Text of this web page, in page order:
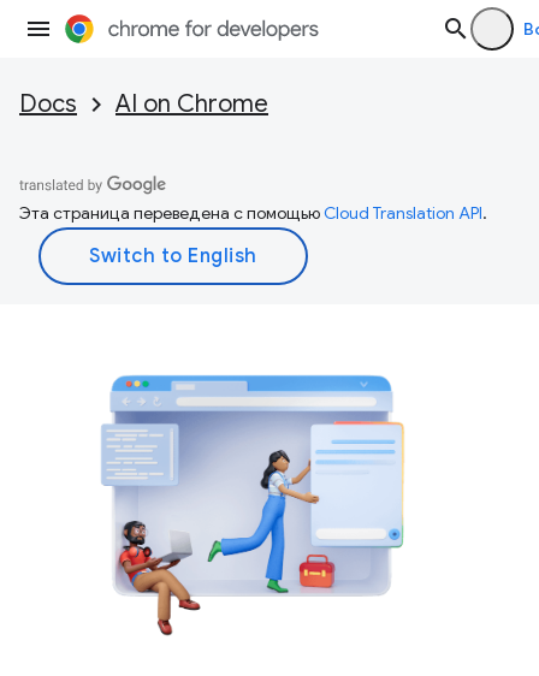
Docs AI on Chrome
Эта страница переведена с помощьюCloud Translation API.